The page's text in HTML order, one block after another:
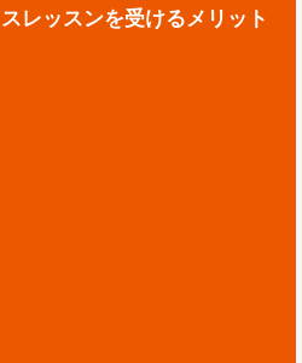
レッスンを受けるメリット